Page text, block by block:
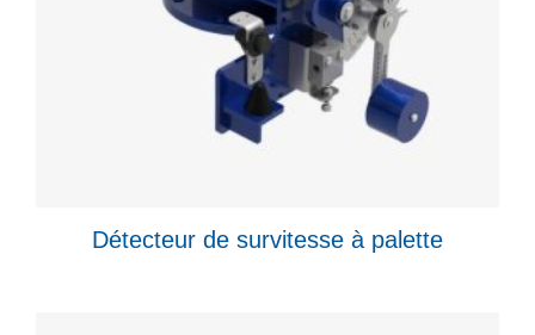
Détecteur de survitesse à palette